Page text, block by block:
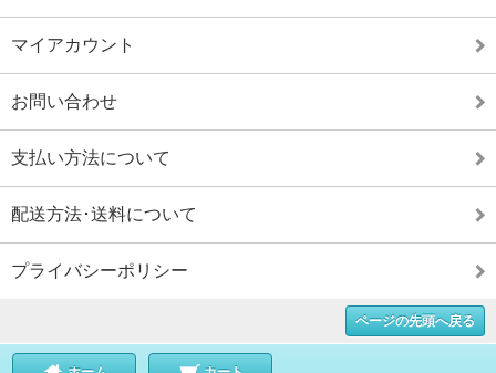
マイアカウント
お問い合わせ
支払い方法について
配送方法･送料について
プライバシーポリシー
ページの先頭へ戻る